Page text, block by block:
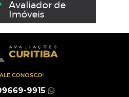
Avaliador de
Imóveis
CONOSCO!
9915